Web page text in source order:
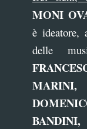
MONI
è ideatore,
delle